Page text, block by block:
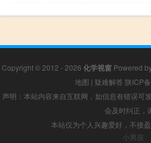
Copyright © 2012 - 2026 化学视窗 Powered
地图 | 疑难解答 陕ICP
声明：本站内容来自互联网，如信息有错误可
会及时纠正，
本站仅为个人兴趣爱好，不接
小男孩